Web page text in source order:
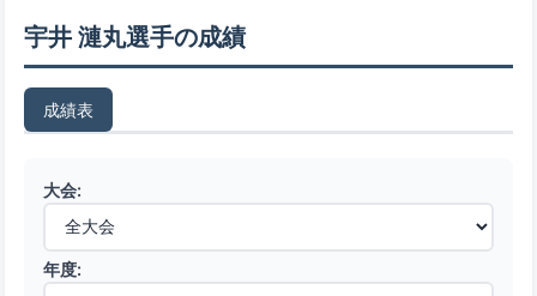
宇井 漣丸選手の成績
成績表
大会:
年度: